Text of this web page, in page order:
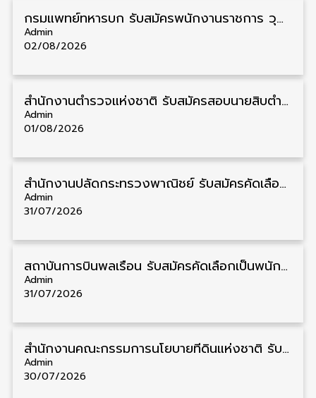
กรมแพทย์ทหารบก รับสมัครพนักงานราชการ วุฒิ ม.3/ม.6/ปวช./ปวท./ปวส. 6 อัตรา รับสมัคร 3 – 7 สิงหาคม
Admin
02/08/2026
สำนักงานตำรวจแห่งชาติ รับสมัครสอบนายสิบตำรวจ วุฒิ ม.6/ปวช. 6,000 อัตรา รับสมัคร 8 – 19 สิงหาคม
Admin
01/08/2026
สำนักงานปลัดกระทรวงพาณิชย์ รับสมัครคัดเลือกพนักงานราชการ วุฒิ ปวส./ป.ตรี 11 อัตรา รับสมัคร 10 – 21 สิงหาคม
Admin
31/07/2026
สถาบันการบินพลเรือน รับสมัครคัดเลือกเป็นพนักงาน วุฒิ ป.ตรี/ป.โท/ป.เอก 11 อัตรา รับสมัคร 27 กรกฎาคม – 10 สิงหาคม
Admin
31/07/2026
สำนักงานคณะกรรมการนโยบายที่ดินแห่งชาติ รับสมัครคัดเลือกพนักงานราชการ วุฒิ ป.ตรี 6 อัตรา รับสมัคร 13 กรกฎาคม – 6 สิงหาคม
Admin
30/07/2026